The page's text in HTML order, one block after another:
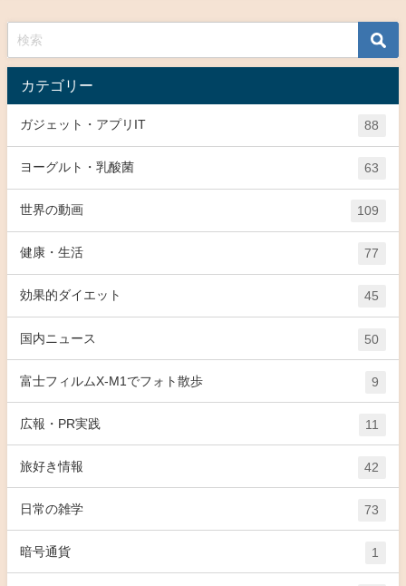
カテゴリー
ガジェット・アプリIT 88
ヨーグルト・乳酸菌 63
世界の動画 109
健康・生活 77
効果的ダイエット 45
国内ニュース 50
富士フィルムX-M1でフォト散歩 9
広報・PR実践 11
旅好き情報 42
日常の雑学 73
暗号通貨 1